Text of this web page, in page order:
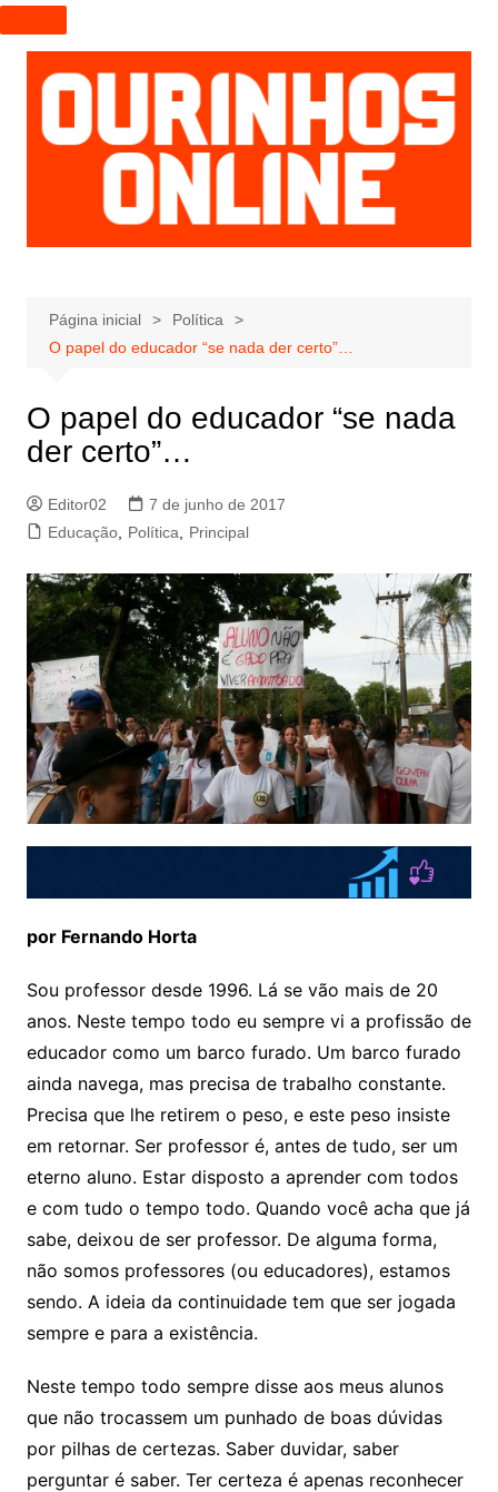
I
r
p
a
r
a
e
ú
Página inicial
Política
O papel do educador “se nada der certo”…
O papel do educador “se nada
der certo”…
Editor02
7 de junho de 2017
Educação, Política Principal
por Fernando Horta
Sou professor desde 1996. Lá se vão mais de 20
anos. Neste tempo todo eu sempre vi a profissão de
educador como um barco furado. Um barco furado
ainda navega, mas precisa de trabalho constante.
Precisa que lhe retirem o peso, e este peso insiste
em retornar. Ser professor é, antes de tudo, ser um
eterno aluno. Estar disposto a aprender com todos
e com tudo o tempo todo. Quando você acha que já
sabe, deixou de ser professor. De alguma forma,
não somos professores (ou educadores), estamos
sendo. A ideia da continuidade tem que ser jogada
sempre e para a existência.
Neste tempo todo sempre disse aos meus alunos
que não trocassem um punhado de boas dúvidas
por pilhas de certezas. Saber duvidar, saber
perguntar é saber. Ter certeza é apenas reconhecer